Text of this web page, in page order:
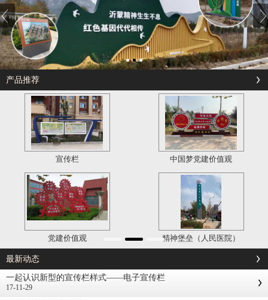
产品推荐
宣传栏 中国梦党建价值观
党建价值观 精神堡垒（人民医院）
最新动态
一起认识新型的宣传栏样式——电子宣传栏
17-11-29